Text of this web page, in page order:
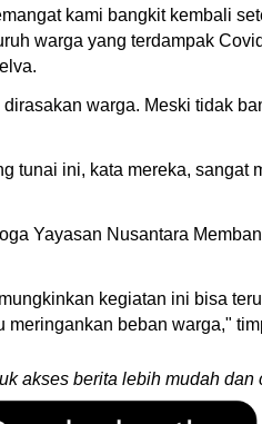
kami bangkit kembali
warga yang terdampak
warga. Meski tidak
tunai ini, kata mereka, sangat
Yayasan Nusantara
kegiatan ini bisa
beban warga,"
akses berita lebih mudah dan